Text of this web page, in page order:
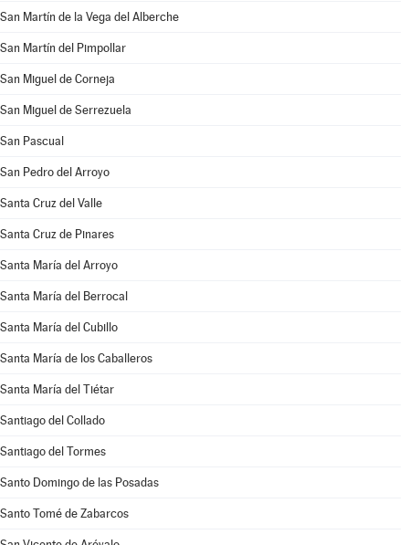
San Martín de la Vega del Alberche
San Martín del Pimpollar
San Miguel de Corneja
San Miguel de Serrezuela
San Pascual
San Pedro del Arroyo
Santa Cruz del Valle
Santa Cruz de Pinares
Santa María del Arroyo
Santa María del Berrocal
Santa María del Cubillo
Santa María de los Caballeros
Santa María del Tiétar
Santiago del Collado
Santiago del Tormes
Santo Domingo de las Posadas
Santo Tomé de Zabarcos